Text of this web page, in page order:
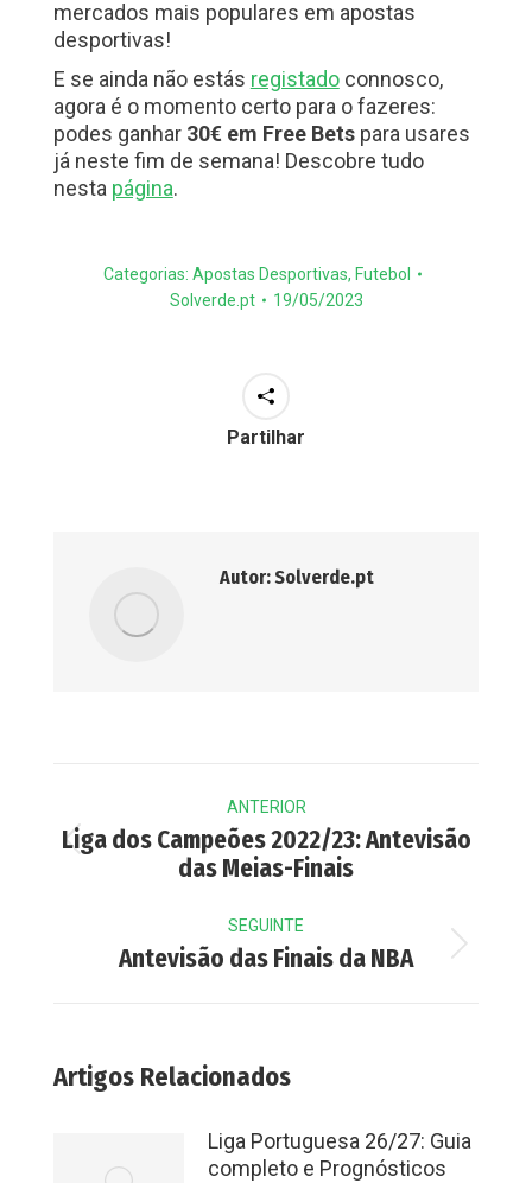
mercados mais populares em apostas
desportivas!
E se ainda não estás registadoconnosco,
agora é o momento certo para o fazeres:
podes ganhar 30€ em Free Betspara usares
já neste fim de semana! Descobre tudo
nesta página.
Categorias: Apostas Desportivas, Futebol
Solverde.pt
19/05/2023
Partilhar
Autor:Solverde.pt
navigation
ANTERIOR
Previous
post:
Liga dos Campeões 2022/23: Antevisão
das Meias-Finais
SEGUINTE
Next
Antevisão das Finais da NBA
Artigos Relacionados
Liga Portuguesa 26/27: Guia
completo e Prognósticos